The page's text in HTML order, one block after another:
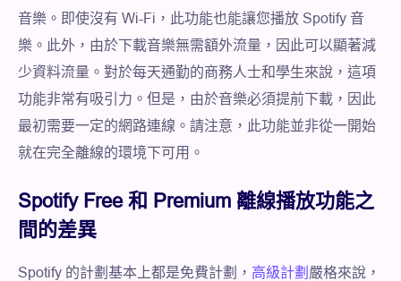
音樂。即使沒有 Wi-Fi，此功能也能讓您播放 Spotify 音
樂。此外，由於下載音樂無需額外流量，因此可以顯著減
少資料流量。對於每天通勤的商務人士和學生來說，這項
功能非常有吸引力。但是，由於音樂必須提前下載，因此
最初需要一定的網路連線。請注意，此功能並非從一開始
就在完全離線的環境下可用。
Spotify Free 和 Premium 離線播放功能之
間的差異
Spotify 的計劃基本上都是免費計劃， 高級計劃 嚴格來說，